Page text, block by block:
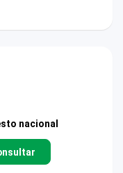
nacional